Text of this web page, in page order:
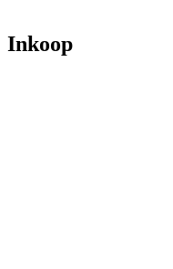
Inkoop